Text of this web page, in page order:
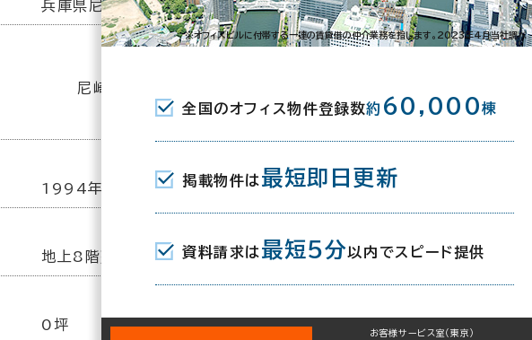
兵庫県尼崎市潮江1-20-1
尼崎駅(JR) 北口 7分
1994年 3月
地上8階建
0坪
※オフィスビルに付帯する一連の賃貸借の仲介業務を指します。2023年4月当社調べ
全国のオフィス物件登録数約 60,000棟
掲載物件は 最短即日更新
資料請求は 最短5分 以内でスピード提供
お客様サービス室（東京）